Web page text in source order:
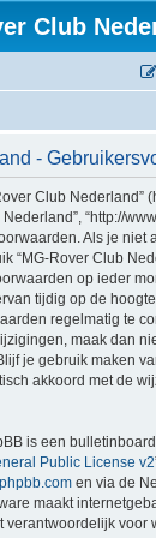
Club
-
Club Nederland”
Nederland”, “http://
Als je niet
“MG-Rover Club
op ieder
tijdig op de
regelmatig te
maak dan
je gebruik maken
akkoord met de
is een
Public License v2
en via de
maakt
voor